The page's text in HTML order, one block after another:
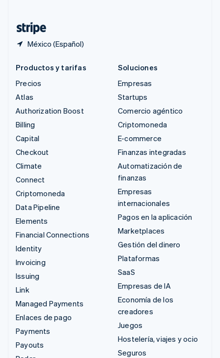
México (Español)
Productos y tarifas
Precios
Atlas
Authorization Boost
Billing
Capital
Checkout
Climate
Connect
Criptomoneda
Data Pipeline
Elements
Financial Connections
Identity
Invoicing
Issuing
Link
Managed Payments
Enlaces de pago
Payments
Payouts
Soluciones
Empresas
Startups
Comercio agéntico
Criptomoneda
E-commerce
Finanzas integradas
Automatización de
finanzas
Empresas
internacionales
Pagos en la aplicación
Marketplaces
Gestión del dinero
Plataformas
SaaS
Empresas de IA
Economía de los
creadores
Juegos
Hostelería, viajes y ocio
Seguros